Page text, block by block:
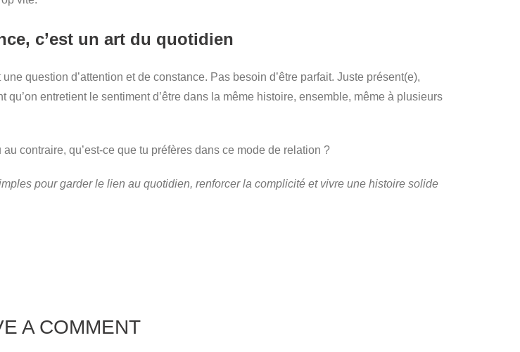
c’est un art du quotidien
question d’attention et de constance. Pas besoin d’être parfait. Juste présent(e),
entretient le sentiment d’être dans la même histoire, ensemble, même à plusieurs
contraire, qu’est-ce que tu préfères dans ce mode de relation ?
pour garder le lien au quotidien, renforcer la complicité et vivre une histoire solide
A COMMENT